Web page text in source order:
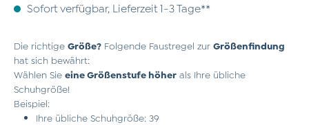
Sofort verfügbar, Lieferzeit 1-3 Tage**
Die richtige Größe? Folgende Faustregel zur Größenfindung
hat sich bewährt:
Wählen Sie eine Größenstufe höher als Ihre übliche
Schuhgröße!
Beispiel:
Ihre übliche Schuhgröße: 39